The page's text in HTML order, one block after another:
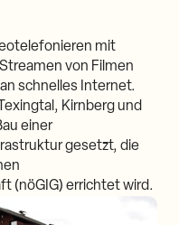
mit
von Filmen
schnelles Internet.
Kirnberg und
einer
gesetzt, die
(nöGIG) errichtet wird.